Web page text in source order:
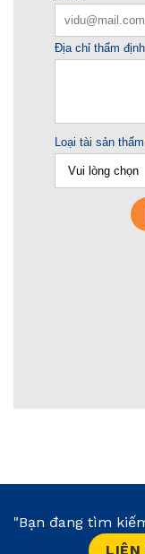
"Bạn đang tìm
LIÊN